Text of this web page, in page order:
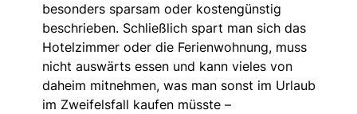
besonders sparsam oder kostengünstig
beschrieben. Schließlich spart man sich das
Hotelzimmer oder die Ferienwohnung, muss
nicht auswärts essen und kann vieles von
daheim mitnehmen, was man sonst im Urlaub
im Zweifelsfall kaufen müsste –